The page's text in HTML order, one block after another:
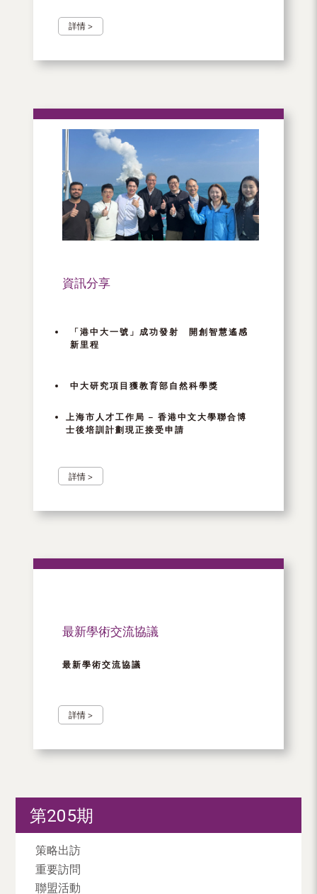
詳情 >
資訊分享
「港中大一號」成功發射 開創智慧遙感
新里程
中大研究項目獲教育部自然科學獎
上海市人才工作局 – 香港中文大學聯合博
士後培訓計劃現正接受申請
詳情 >
最新學術交流協議
最新學術交流協議
詳情 >
第205期
策略出訪
重要訪問
聯盟活動